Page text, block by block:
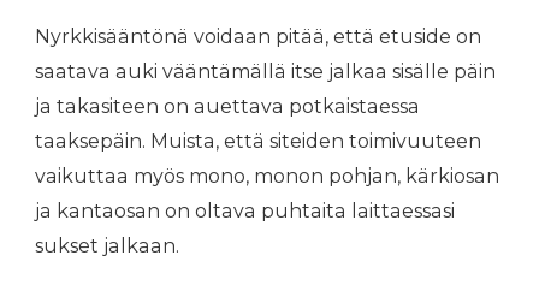
Nyrkkisääntönä voidaan pitää, että etuside on
saatava auki vääntämällä itse jalkaa sisälle päin
ja takasiteen on auettava potkaistaessa
taaksepäin. Muista, että siteiden toimivuuteen
vaikuttaa myös mono, monon pohjan, kärkiosan
ja kantaosan on oltava puhtaita laittaessasi
sukset jalkaan.